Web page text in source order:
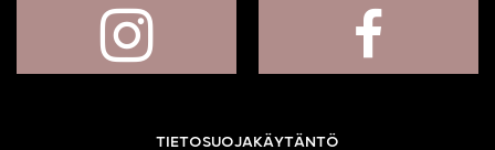
TIETOSUOJAKÄYTÄNTÖ